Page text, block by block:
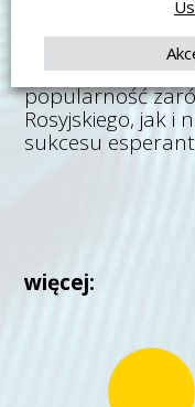
i niemal
polski, francuski,
popularność
Rosyjskiego, jak i
sukcesu
więcej: